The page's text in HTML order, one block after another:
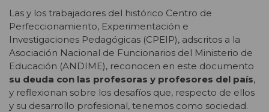
Las y los trabajadores del histórico Centro de
Perfeccionamiento, Experimentación e
Investigaciones Pedagógicas (CPEIP), adscritos a la
Asociación Nacional de Funcionarios del Ministerio de
Educación (ANDIME), reconocen en este documento
su deuda con las profesoras y profesores del país,
y reflexionan sobre los desafíos que, respecto de ellos
y su desarrollo profesional, tenemos como sociedad.